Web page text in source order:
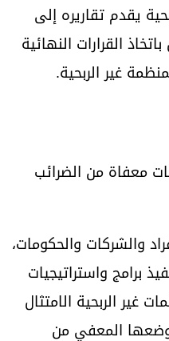
يقدم تقاريره إلى
القرارات النهائية
غير الربحية.
معفاة من الضرائب
والشركات والحكومات،
برامج واستراتيجيات
غير الربحية الامتثال
وضعها المعفي من